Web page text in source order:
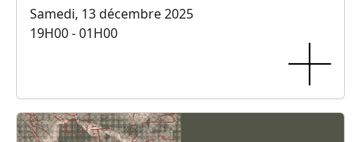
Samedi, 13 décembre 2025
19H00 - 01H00